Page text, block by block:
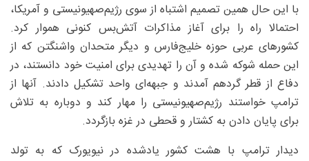
با این حال همین تصمیم اشتباه از سوی رژیم‌صهیونیستی و آمریکا،
احتمالا راه را برای آغاز مذاکرات آتش‌بس کنونی هموار کرد.
کشورهای عربی حوزه خلیج‌فارس و دیگر متحدان واشنگتن که از
این حمله شوکه شده و آن را تهدیدی برای امنیت خود دانستند، در
دفاع از قطر گردهم آمدند و جبهه‌ای واحد تشکیل دادند. آنها از
ترامپ خواستند رژیم‌صهیونیستی را مهار کند و دوباره به تلاش
برای پایان دادن به کشتار و قحطی در غزه بازگردد.
دیدار ترامپ با هشت کشور یادشده در نیویورک که به تولد